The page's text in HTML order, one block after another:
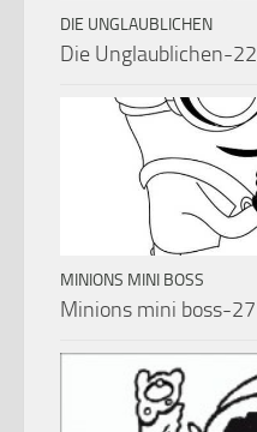
DIE UNGLAUBLICHEN
Die Unglaublichen-22
MINIONS MINI BOSS
Minions mini boss-27